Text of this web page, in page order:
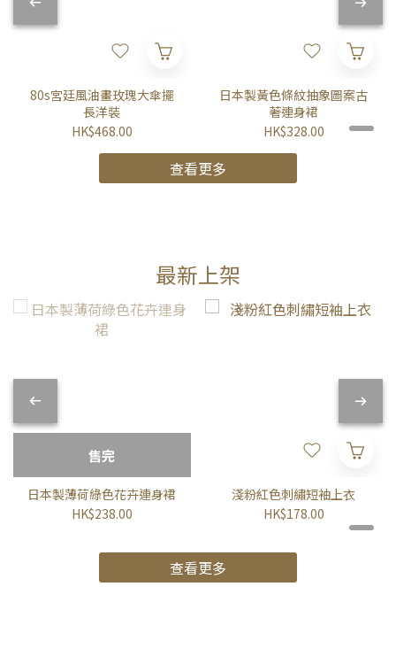
80s宮廷風油畫玫瑰大傘擺
長洋裝
HK$468.00
日本製黃色條紋抽象圖案古
著連身裙
HK$328.00
查看更多
最新上架
售完
日本製薄荷綠色花卉連身裙
HK$238.00
淺粉紅色刺繡短袖上衣
HK$178.00
查看更多